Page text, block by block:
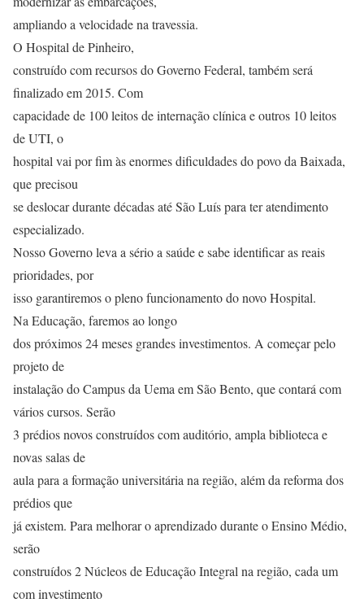
ampliando a velocidade na travessia.
O Hospital de Pinheiro,
construído com recursos do Governo Federal, também será
finalizado em 2015. Com
capacidade de 100 leitos de internação clínica e outros 10 leitos
de UTI, o
hospital vai por fim às enormes dificuldades do povo da Baixada,
que precisou
se deslocar durante décadas até São Luís para ter atendimento
especializado.
Nosso Governo leva a sério a saúde e sabe identificar as reais
prioridades, por
isso garantiremos o pleno funcionamento do novo Hospital.
Na Educação, faremos ao longo
dos próximos 24 meses grandes investimentos. A começar pelo
projeto de
instalação do Campus da Uema em São Bento, que contará com
vários cursos. Serão
3 prédios novos construídos com auditório, ampla biblioteca e
novas salas de
aula para a formação universitária na região, além da reforma dos
prédios que
já existem. Para melhorar o aprendizado durante o Ensino Médio,
serão
construídos 2 Núcleos de Educação Integral na região, cada um
com investimento